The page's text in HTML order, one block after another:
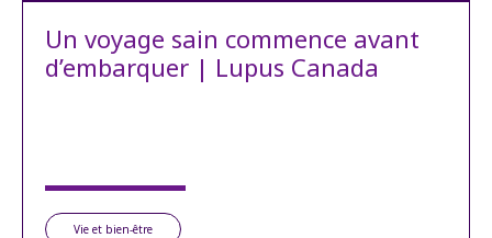
Un voyage sain commence avant
d’embarquer | Lupus Canada
Vie et bien-être